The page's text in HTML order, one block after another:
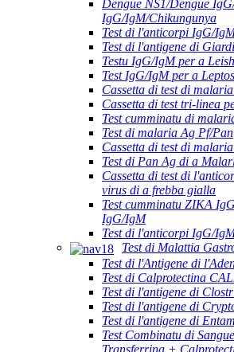
Dengue NS1/Dengue
IgG/IgM/Chikungunya
Test di l'anticorpi IgG/
Test di l'antigene di
Testu IgG/IgM per a
Test IgG/IgM per a
Cassetta di test di
Cassetta di test tri-linea
Test cumminatu di
Test di malaria Ag Pf/Pan
Cassetta di test di
Test di Pan Ag di a
Cassetta di test di
virus di a frebba gialla
Test cumminatu ZIKA
IgG/IgM
Test di l'anticorpi IgG/
Test di Malattia
Test di l'Antigene di
Test di Calprotectina
Test di l'antigene di
Test di l'antigene di
Test di l'antigene di
Test Combinatu di
Transferrina +